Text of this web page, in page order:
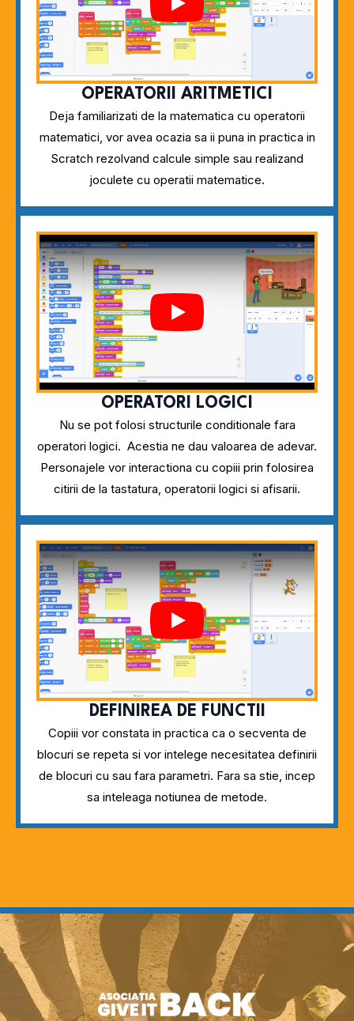
Play
OPERATORII ARITMETICI
Deja familiarizati de la matematica cu operatorii
matematici, vor avea ocazia sa ii puna in practica in
Scratch rezolvand calcule simple sau realizand
joculete cu operatii matematice.
Play
OPERATORI LOGICI
Nu se pot folosi structurile conditionale fara
operatori logici. Acestia ne dau valoarea de adevar.
Personajele vor interactiona cu copiii prin folosirea
citirii de la tastatura, operatorii logici si afisarii.
Play
DEFINIREA DE FUNCTII
Copiii vor constata in practica ca o secventa de
blocuri se repeta si vor intelege necesitatea definirii
de blocuri cu sau fara parametri. Fara sa stie, incep
sa inteleaga notiunea de metode.